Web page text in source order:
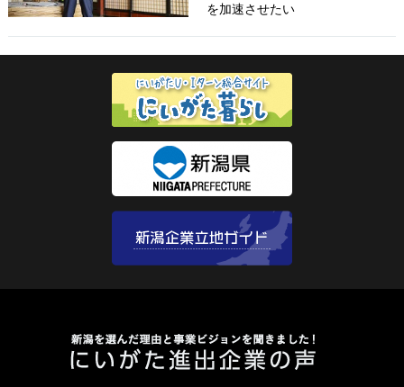
を加速させたい